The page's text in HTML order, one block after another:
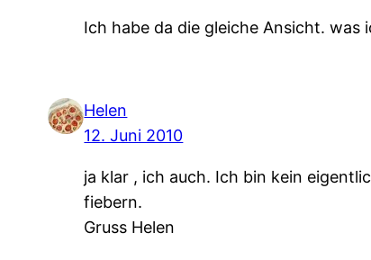
Ich habe da die gleiche Ansicht. was
Helen
12. Juni 2010
ja klar , ich auch. Ich bin kein
fiebern.
Gruss Helen